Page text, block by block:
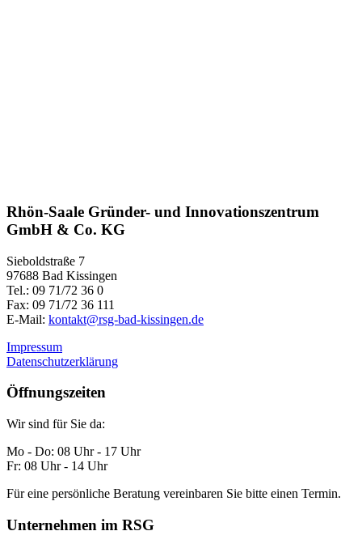
Rhön-Saale Gründer- und Innovationszentrum
GmbH & Co. KG
Sieboldstraße 7
97688 Bad Kissingen
Tel.: 09 71/72 36 0
Fax: 09 71/72 36 111
E-Mail: kontakt@rsg-bad-kissingen.de
Impressum
Datenschutzerklärung
Öffnungszeiten
Wir sind für Sie da:
Mo - Do: 08 Uhr - 17 Uhr
Fr: 08 Uhr - 14 Uhr
Für eine persönliche Beratung vereinbaren Sie bitte einen Termin.
Unternehmen im RSG